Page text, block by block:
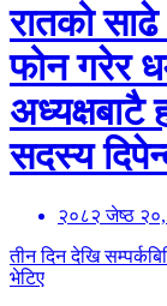
रातको
फोन गरेर
अध्यक्षबाटै
सदस्य
२०८२ जेष्ठ
तीन दिन देखि
भेटिए